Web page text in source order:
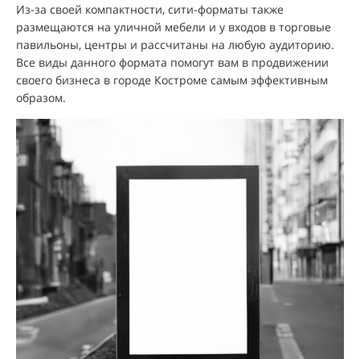
Из-за своей компактности, сити-форматы также
размещаются на уличной мебели и у входов в торговые
павильоны, центры и рассчитаны на любую аудиторию.
Все виды данного формата помогут вам в продвижении
своего бизнеса в городе Костроме самым эффективным
образом.